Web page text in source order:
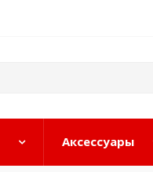
Аксессуары